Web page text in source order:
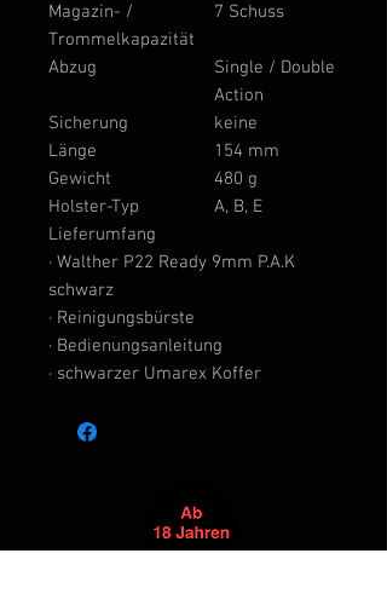
Magazin- /
Trommelkapazität
7 Schuss
Abzug
Single / Double
Action
Sicherung
keine
Länge
154 mm
Gewicht
480 g
Holster-Typ
A, B, E
Lieferumfang
· Walther P22 Ready 9mm P.A.K
schwarz
· Reinigungsbürste
· Bedienungsanleitung
· schwarzer Umarex Koffer